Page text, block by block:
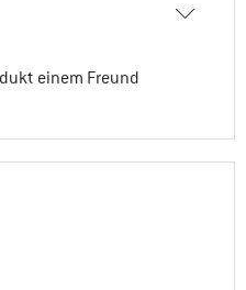
einem Freund